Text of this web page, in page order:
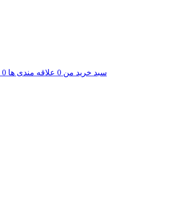
سبد خرید من 0 علاقه مندی ها 0